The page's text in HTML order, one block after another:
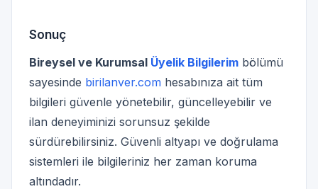
Sonuç
Bireysel ve Kurumsal Üyelik Bilgilerim bölümü
sayesinde birilanver.com hesabınıza ait tüm
bilgileri güvenle yönetebilir, güncelleyebilir ve
ilan deneyiminizi sorunsuz şekilde
sürdürebilirsiniz. Güvenli altyapı ve doğrulama
sistemleri ile bilgileriniz her zaman koruma
altındadır.